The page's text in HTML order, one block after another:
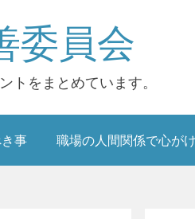
委員会
トをまとめています。
事 職場の人間関係で心が